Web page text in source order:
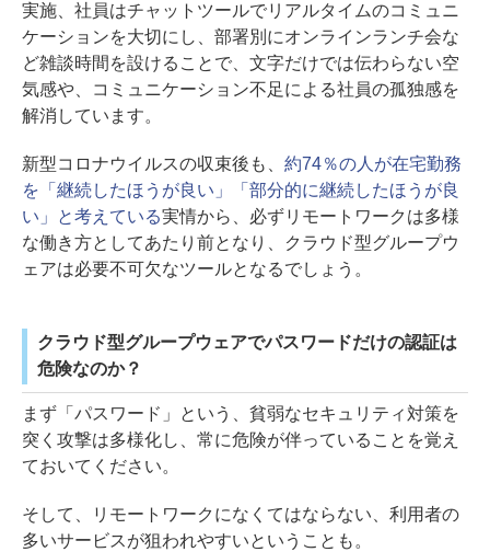
実施、社員はチャットツールでリアルタイムのコミュニ
ケーションを大切にし、部署別にオンラインランチ会な
ど雑談時間を設けることで、文字だけでは伝わらない空
気感や、コミュニケーション不足による社員の孤独感を
解消しています。
新型コロナウイルスの収束後も、 約74％の人が在宅勤務
を「継続したほうが良い」「部分的に継続したほうが良
い」と考えている実情から、必ずリモートワークは多様
な働き方としてあたり前となり、クラウド型グループウ
ェアは必要不可欠なツールとなるでしょう。
クラウド型グループウェアでパスワードだけの認証は
危険なのか？
まず「パスワード」という、貧弱なセキュリティ対策を
突く攻撃は多様化し、常に危険が伴っていることを覚え
ておいてください。
そして、リモートワークになくてはならない、利用者の
多いサービスが狙われやすいということも。